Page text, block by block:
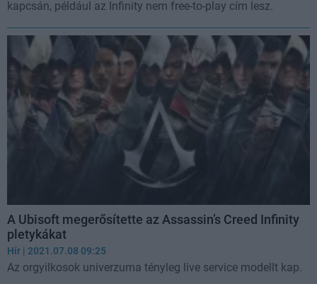
kapcsán, például az Infinity nem free-to-play cím lesz.
A Ubisoft megerősítette az Assassin’s Creed Infinity
pletykákat
Hír | 2021.07.08 09:25
Az orgyilkosok univerzuma tényleg live service modellt kap.